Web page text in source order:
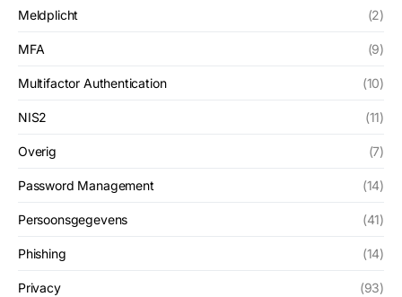
Meldplicht (2)
MFA (9)
Multifactor Authentication (10)
NIS2 (11)
Overig (7)
Password Management (14)
Persoonsgegevens (41)
Phishing (14)
Privacy (93)